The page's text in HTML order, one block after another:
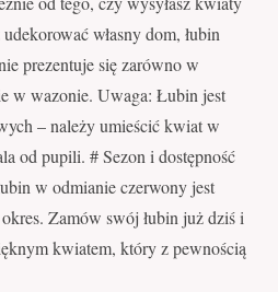
własny dom, łubin
prezentuje się zarówno w
w wazonie. Uwaga: Łubin jest
– należy umieścić kwiat w
od pupili. # Sezon i dostępność
w odmianie czerwony jest
Zamów swój łubin już dziś i
kwiatem, który z pewnością